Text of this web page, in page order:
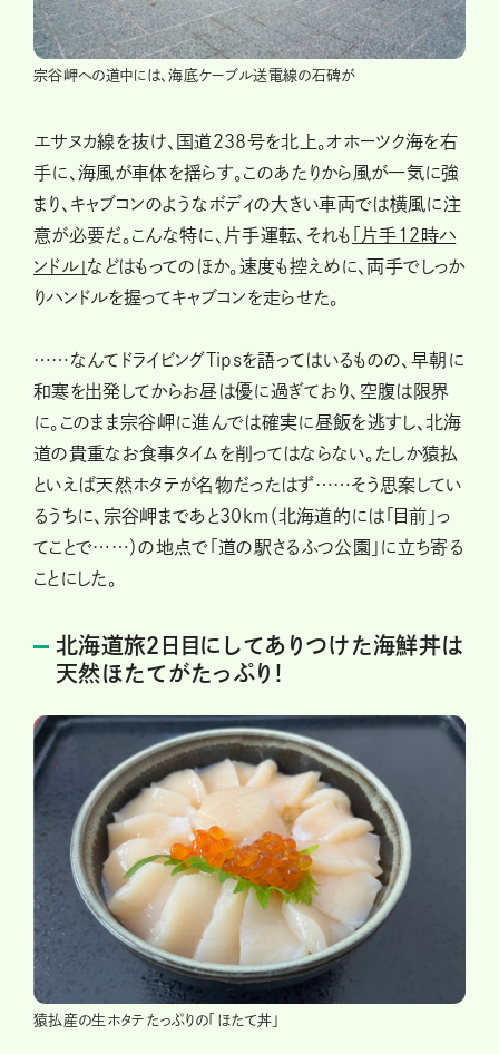
宗谷岬への道中には、海底ケーブル送電線の石碑が
エサヌカ線を抜け、国道238号を北上。オホーツク海を右
手に、海風が車体を揺らす。このあたりから風が一気に強
まり、キャブコンのようなボディの大きい車両では横風に注
意が必要だ。こんな特に、片手運転、それも
「片手12時ハ
ンドル」などはもってのほか。速度も控えめに、両手でしっか
りハンドルを握ってキャブコンを走らせた。
……なんてドライビングTipsを語ってはいるものの、早朝に
和寒を出発してからお昼は優に過ぎており、空腹は限界
に。このまま宗谷岬に進んでは確実に昼飯を逃すし、北海
道の貴重なお食事タイムを削ってはならない。たしか猿払
といえば天然ホタテが名物だったはず……そう思案してい
るうちに、宗谷岬まであと30km（北海道的には「目前」っ
てことで……）の地点で「道の駅さるふつ公園」に立ち寄る
ことにした。
北海道旅２日目にしてありつけた海鮮丼は
天然ほたてがたっぷり！
猿払産の生ホタテたっぷりの「ほたて丼」